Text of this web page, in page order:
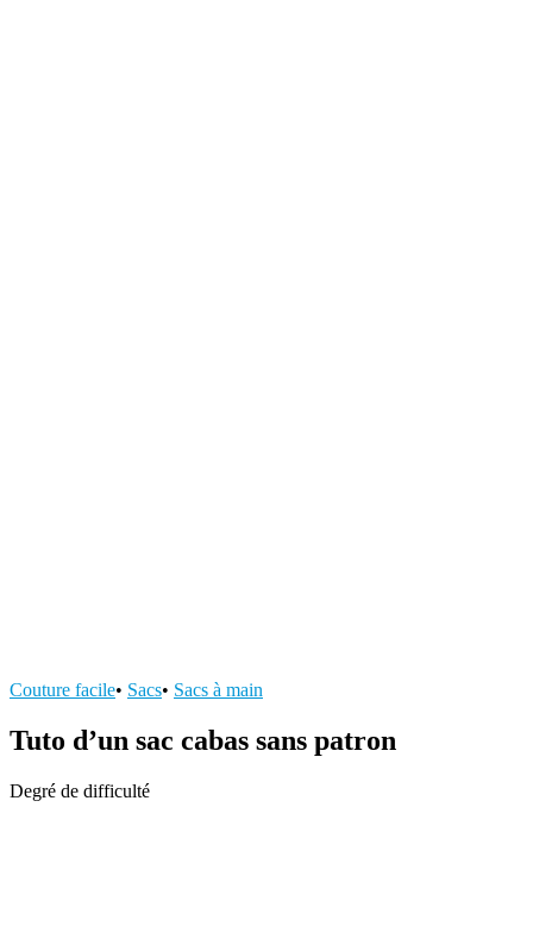
Couture facile• Sacs• Sacs à main
Tuto d’un sac cabas sans patron
Degré de difficulté